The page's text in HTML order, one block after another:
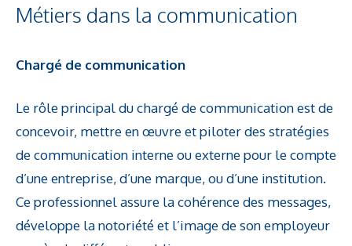
Métiers dans la communication
Chargé de communication
Le rôle principal du chargé de communication est de
concevoir, mettre en œuvre et piloter des stratégies
de communication interne ou externe pour le compte
d’une entreprise, d’une marque, ou d’une institution.
Ce professionnel assure la cohérence des messages,
développe la notoriété et l’image de son employeur